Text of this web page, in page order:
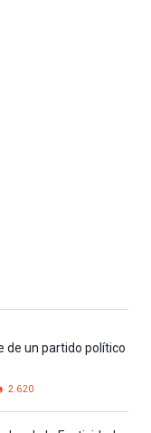
de un partido político
2.620